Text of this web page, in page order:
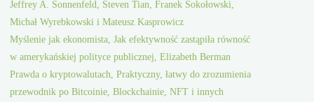
Jeffrey A. Sonnenfeld, Steven Tian, Franek Sokołowski,
Michał Wyrebkowski i Mateusz Kasprowicz
Myślenie jak ekonomista, Jak efektywność zastąpiła równość
w amerykańskiej polityce publicznej, Elizabeth Berman
Prawda o kryptowalutach, Praktyczny, łatwy do zrozumienia
przewodnik po Bitcoinie, Blockchainie, NFT i innych